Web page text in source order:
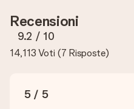
nostro servizio clienti e includi
vuoi ordinare. Potranno
Quali formati posso caricare?
Cosa posso fare nel caso il
Recensioni
9.2 / 10
14,113 Voti (7 Risposte)
5 / 5